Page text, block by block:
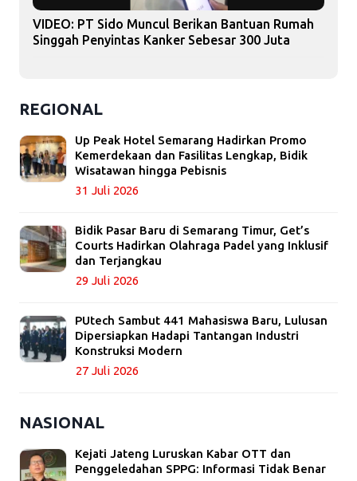
VIDEO: PT Sido Muncul Berikan Bantuan Rumah
Singgah Penyintas Kanker Sebesar 300 Juta
REGIONAL
Up Peak Hotel Semarang Hadirkan Promo
Kemerdekaan dan Fasilitas Lengkap, Bidik
Wisatawan hingga Pebisnis
31 Juli 2026
Bidik Pasar Baru di Semarang Timur, Get’s
Courts Hadirkan Olahraga Padel yang Inklusif
dan Terjangkau
29 Juli 2026
PUtech Sambut 441 Mahasiswa Baru, Lulusan
Dipersiapkan Hadapi Tantangan Industri
Konstruksi Modern
27 Juli 2026
NASIONAL
Kejati Jateng Luruskan Kabar OTT dan
Penggeledahan SPPG: Informasi Tidak Benar